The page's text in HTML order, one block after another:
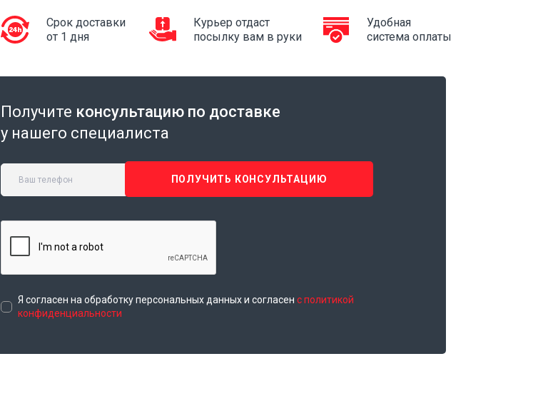
Срок доставки
от 1 дня
Курьер отдаст
посылку вам в руки
Удобная
система оплаты
Получите консультацию по доставке
у нашего специалиста
ПОЛУЧИТЬ КОНСУЛЬТАЦИЮ
Я согласен на обработку персональных данных и согласен с политикой
конфиденциальности